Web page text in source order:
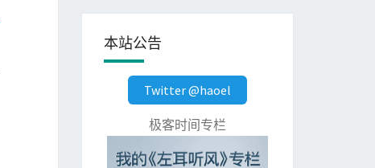
本站公告
Twitter @haoel
极客时间专栏